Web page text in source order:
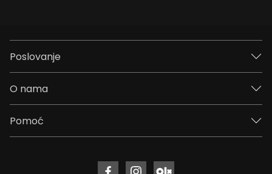
Poslovanje
O nama
Pomoć